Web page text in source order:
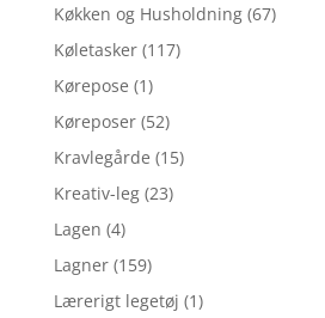
Køkken og Husholdning (67)
Køletasker (117)
Kørepose (1)
Køreposer (52)
Kravlegårde (15)
Kreativ-leg (23)
Lagen (4)
Lagner (159)
Lærerigt legetøj (1)